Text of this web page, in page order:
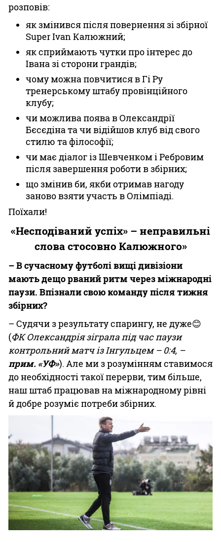
розповів:
як змінився після повернення зі збірної
Super Ivan Калюжний;
як сприймають чутки про інтерес до
Івана зі сторони грандів;
чому можна повчитися в Гі Ру
тренерському штабу провінційного
клубу;
чи можлива поява в Олександрії
Бєсєдіна та чи відійшов клуб від свого
стилю та філософії;
чи має діалог із Шевченком і Ребровим
після завершення роботи в збірних;
що змінив би, якби отримав нагоду
заново взяти участь в Олімпіаді.
Поїхали!
«Несподіваний успіх» – неправильні
слова стосовно Калюжного»
– В сучасному футболі вищі дивізіони
мають дещо рваний ритм через міжнародні
паузи. Впізнали свою команду після тижня
збірних?
– Судячи з результату спарингу, не дуже😊
(ФК Олександрія зіграла під час паузи
контрольний матч із Інгульцем – 0:4, –
прим. «УФ»). Але ми з розумінням ставимося
до необхідності такої перерви, тим більше,
наш штаб працював на міжнародному рівні
й добре розуміє потреби збірних.